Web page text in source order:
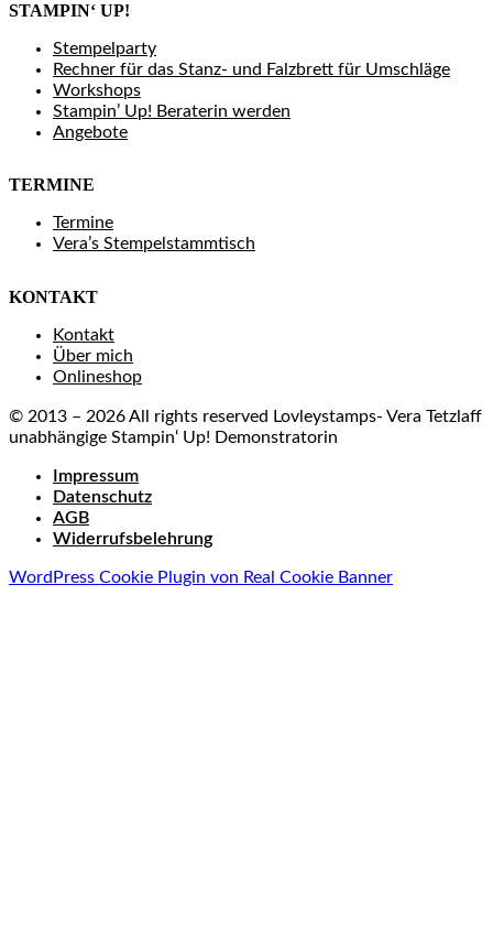
STAMPIN‘ UP!
Stempelparty
Rechner für das Stanz- und Falzbrett für Umschläge
Workshops
Stampin’ Up! Beraterin werden
Angebote
TERMINE
Termine
Vera’s Stempelstammtisch
KONTAKT
Kontakt
Über mich
Onlineshop
© 2013 – 2026 All rights reserved Lovleystamps- Vera Tetzlaff
unabhängige Stampin‘ Up! Demonstratorin
Impressum
Datenschutz
AGB
Widerrufsbelehrung
WordPress Cookie Plugin von Real Cookie Banner